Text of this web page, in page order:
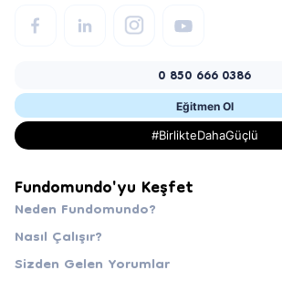
0 850 666 0386
Eğitmen Ol
#BirlikteDahaGüçlü
Fundomundo'yu Keşfet
Neden Fundomundo?
Nasıl Çalışır?
Sizden Gelen Yorumlar